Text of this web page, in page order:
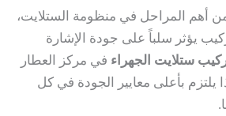
من أهم المراحل في منظومة الستلايت،
يؤثر سلباً على جودة الإشارة
ستلايت الجهراء في مركز العطار
يلتزم بأعلى معايير الجودة في كل